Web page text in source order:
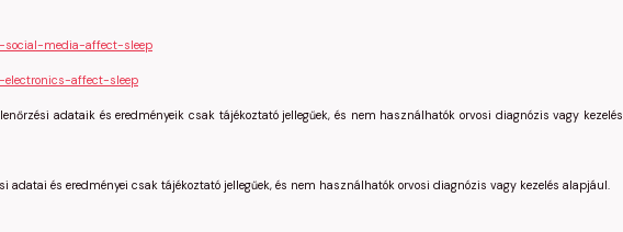
social-media-affect-sleep
electronics-affect-sleep
adataik és eredményeik csak tájékoztató jellegűek, és nem használhatók orvosi diagnózis vagy kezelés
adatai és eredményei csak tájékoztató jellegűek, és nem használhatók orvosi diagnózis vagy kezelés alapjául.